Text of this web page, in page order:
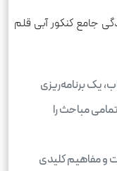
جامع کنکور آبی قلم
یک برنامه‌ریزی
مباحث را
و مفاهیم کلیدی